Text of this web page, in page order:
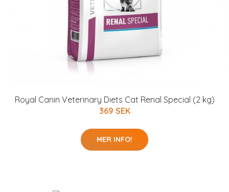
Royal Canin Veterinary Diets Cat Renal Special (2 kg)
369 SEK
MER INFO!